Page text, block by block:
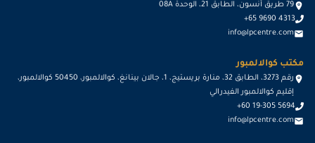
79 طريق أنسون، الطابق 21، الوحدة 08A
+65 9690 4313
info@lpcentre.com
مكتب كوالالمبور
رقم 3273، الطابق 32، منارة بريستيج، 1، جالان بينانغ، كوالالمبور، 50450 كوالالمبور،
إقليم كوالالمبور الفيدرالي
+60 19-305 5694
info@lpcentre.com